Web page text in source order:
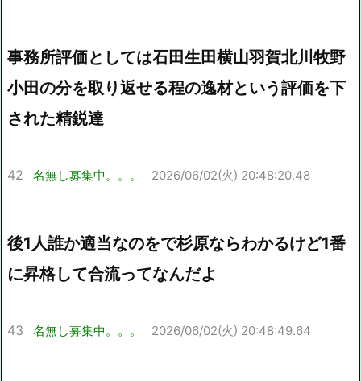
事務所評価としては石田生田横山羽賀北川牧野
小田の分を取り返せる程の逸材という評価を下
された精鋭達
42 名無し募集中。。。 2026/06/02(火) 20:48:20.48
後1人誰か適当なのをで杉原ならわかるけど1番
に昇格して合流ってなんだよ
43 名無し募集中。。。 2026/06/02(火) 20:48:49.64